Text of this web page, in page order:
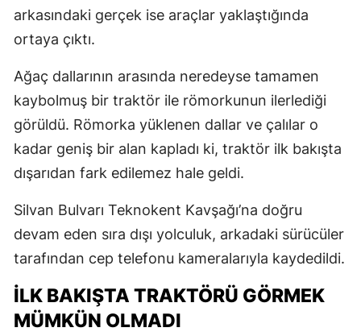
arkasındaki gerçek ise araçlar yaklaştığında
ortaya çıktı.
Ağaç dallarının arasında neredeyse tamamen
kaybolmuş bir traktör ile römorkunun ilerlediği
görüldü. Römorka yüklenen dallar ve çalılar o
kadar geniş bir alan kapladı ki, traktör ilk bakışta
dışarıdan fark edilemez hale geldi.
Silvan Bulvarı Teknokent Kavşağı’na doğru
devam eden sıra dışı yolculuk, arkadaki sürücüler
tarafından cep telefonu kameralarıyla kaydedildi.
İLK BAKIŞTA TRAKTÖRÜ GÖRMEK
MÜMKÜN OLMADI